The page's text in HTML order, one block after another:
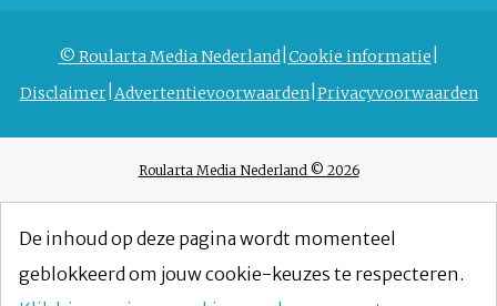
© Roularta Media Nederland Cookie informatie
Disclaimer Advertentievoorwaarden Privacyvoorwaarden
Roularta Media Nederland © 2026
De inhoud op deze pagina wordt momenteel
geblokkeerd om jouw cookie-keuzes te respecteren.